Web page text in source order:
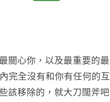
關心你，以及最重要的
完全沒有和你有任何的
該移除的，就大刀闊斧